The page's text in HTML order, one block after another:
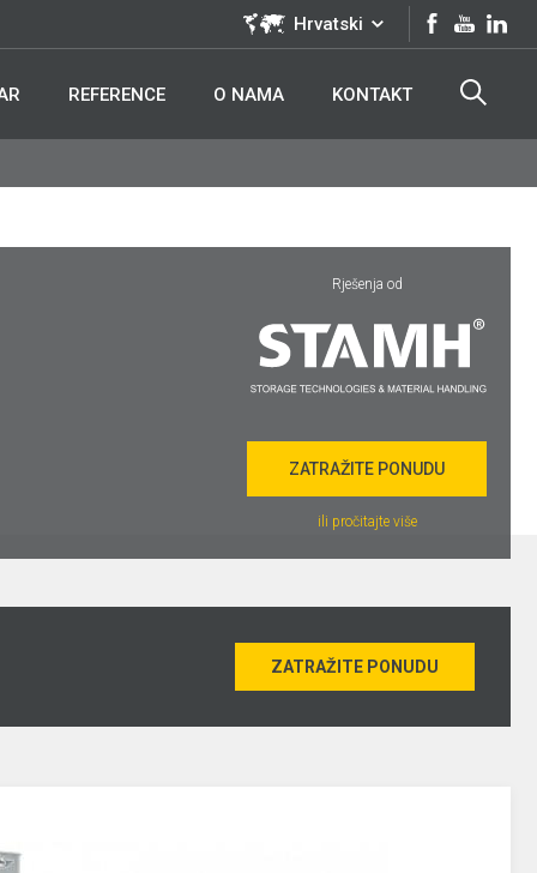
Hrvatski
REFERENCE O NAMA KONTAKT
Rješenja od
ZATRAŽITE PONUDU
ili pročitajte više
ZATRAŽITE PONUDU